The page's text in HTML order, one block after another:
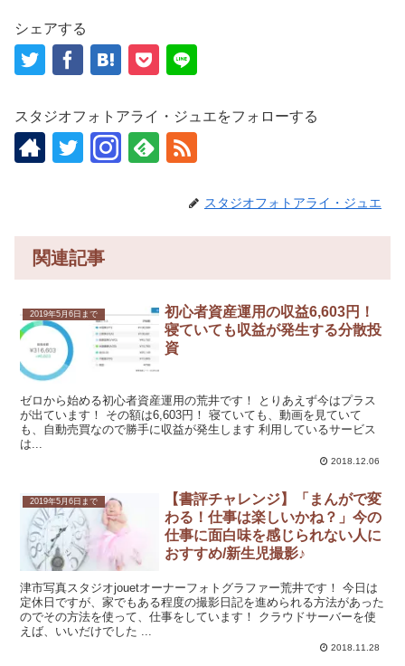
シェアする
スタジオフォトアライ・ジュエをフォローする
スタジオフォトアライ・ジュエ
関連記事
2019年5月6日まで
初心者資産運用の収益6,603円！
寝ていても収益が発生する分散投
資
ゼロから始める初心者資産運用の荒井です！ とりあえず今はプラス
が出ています！ その額は6,603円！ 寝ていても、動画を見ていて
も、自動売買なので勝手に収益が発生します 利用しているサービス
は...
2018.12.06
2019年5月6日まで
【書評チャレンジ】「まんがで変
わる！仕事は楽しいかね？」今の
仕事に面白味を感じられない人に
おすすめ/新生児撮影♪
津市写真スタジオjouetオーナーフォトグラファー荒井です！ 今日は
定休日ですが、家でもある程度の撮影日記を進められる方法があった
のでその方法を使って、仕事をしています！ クラウドサーバーを使
えば、いいだけでした ...
2018.11.28